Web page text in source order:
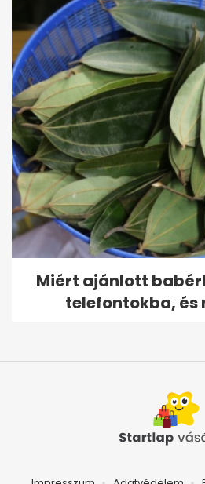
Miért ajánlott
telefontokba, és